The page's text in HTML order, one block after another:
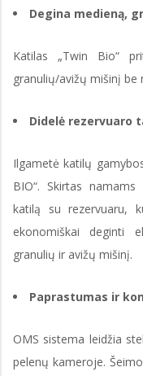
Degina medieną,
Katilas „Twin Bio“
granulių/avižų mišinį be
Didelė rezervuaro
Ilgametė katilų
BIO“. Skirtas
katilą su rezervuaru,
ekonomiškai deginti
granulių ir avižų mišinį.
Paprastumas ir
OMS sistema leidžia
pelenų kameroje.